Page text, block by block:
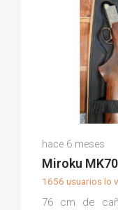
hace 6 meses
Miroku
1656 usuarios lo
76 cm de